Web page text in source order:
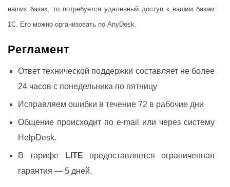
наших базах, то потребуется удаленный доступ к вашим базам
1С. Его можно организовать по AnyDesk.
Регламент
Ответ технической поддержки составляет не более
24 часов с понедельника по пятницу
Исправляем ошибки в течение 72 в рабочие дни
Общение происходит по e-mail или через систему
HelpDesk.
В тарифе LITE предоставляется ограниченная
гарантия — 5 дней.